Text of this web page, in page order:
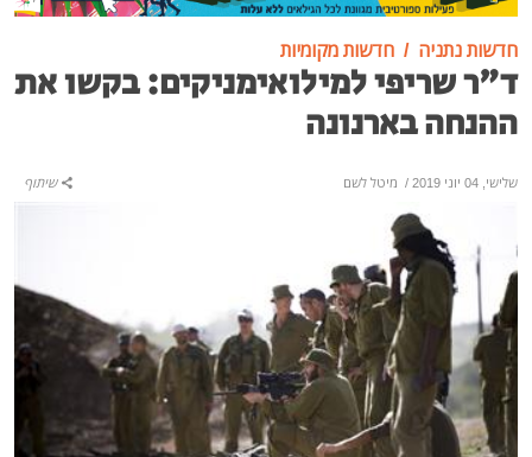
חדשות נתניה חדשות מקומיות
ד"ר שריפי למילואימניקים: בקשו את
ההנחה בארנונה
שלישי, 04 יוני 2019 / מיטל לשם שיתוף